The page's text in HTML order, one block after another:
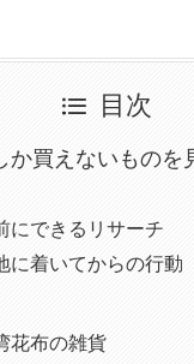
目次
か買えないものを
にできるリサーチ
に着いてからの行動
花布の雑貨